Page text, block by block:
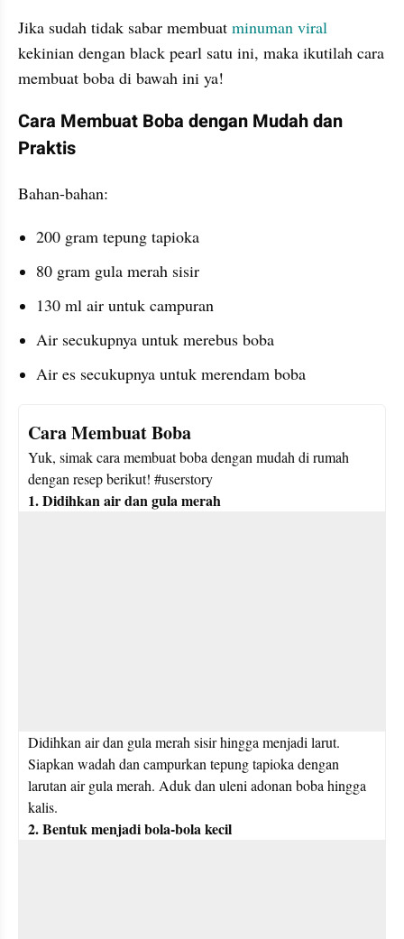
Jika sudah tidak sabar membuat
kekinian dengan black pearl satu ini, maka ikutilah cara
membuat boba di bawah ini ya!
Cara Membuat Boba dengan Mudah dan
Praktis
Bahan-bahan:
200 gram tepung tapioka
80 gram gula merah sisir
130 ml air untuk campuran
Air secukupnya untuk merebus boba
Air es secukupnya untuk merendam boba
Cara Membuat Boba
Yuk, simak cara membuat boba dengan mudah di rumah
dengan resep berikut! #userstory
1. Didihkan air dan gula merah
Didihkan air dan gula merah sisir hingga menjadi larut.
Siapkan wadah dan campurkan tepung tapioka dengan
larutan air gula merah. Aduk dan uleni adonan boba hingga
kalis.
2. Bentuk menjadi bola-bola kecil